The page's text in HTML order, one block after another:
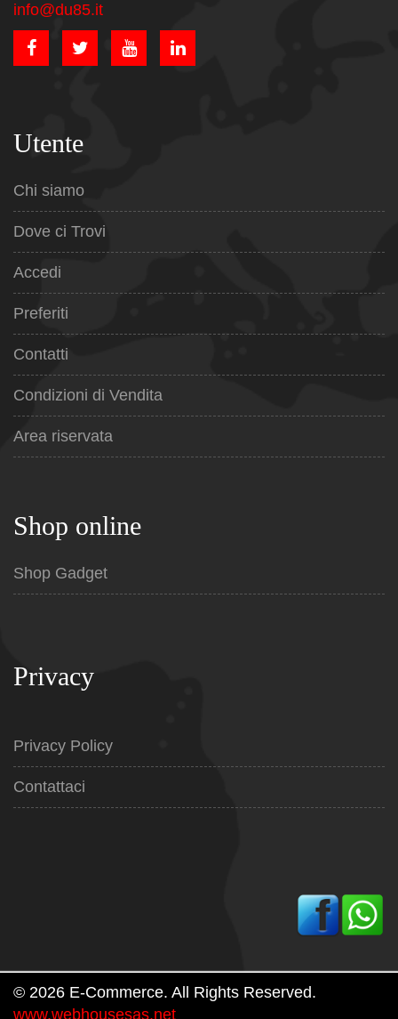
info@du85.it
Utente
Chi siamo
Dove ci Trovi
Accedi
Preferiti
Contatti
Condizioni di Vendita
Area riservata
Shop online
Shop Gadget
Privacy
Privacy Policy
Contattaci
© 2026 E-Commerce. All Rights Reserved.
www.webhousesas.net